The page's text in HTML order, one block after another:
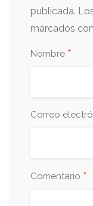
publicada.
marcados con
Nombre *
Correo
Comentario *